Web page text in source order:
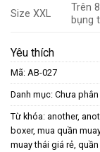
Size XXL
Trên
bụng
Yêu thích
Mã: AB-027
Danh mục: Chưa
Từ khóa: another,
boxer, mua quần
muay thái giá rẻ quần